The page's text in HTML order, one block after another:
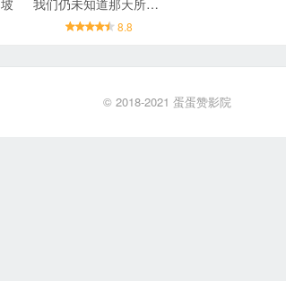
我们仍未知道那天所看见的花的名字
8.8
© 2018-2021 蛋蛋赞影院